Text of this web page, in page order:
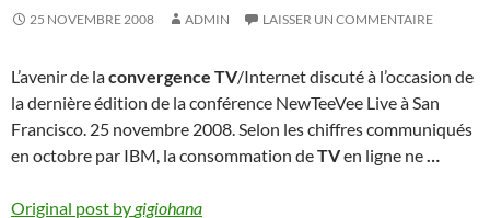
25 NOVEMBRE 2008 ADMIN LAISSER UN COMMENTAIRE
L’avenir de laconvergence TV/Internet discuté à l’occasion de
la dernière édition de la conférence NewTeeVee Live à San
Francisco. 25 novembre 2008. Selon les chiffres communiqués
en octobre par IBM, la consommation deTVen ligne ne…
Original post bygigiohana